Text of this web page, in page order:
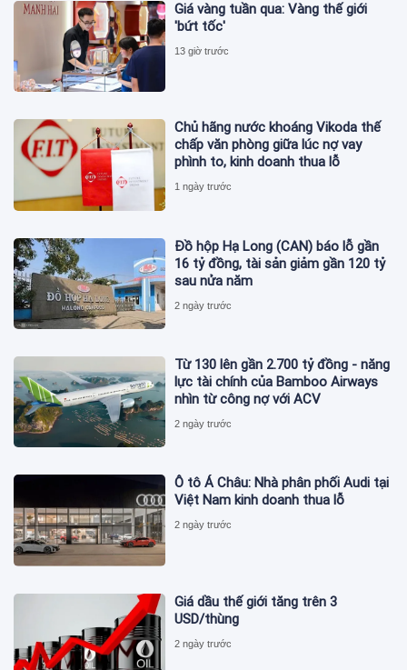
Giá vàng tuần qua: Vàng thế giới
'bứt tốc'
13 giờ trước
Chủ hãng nước khoáng Vikoda thế
chấp văn phòng giữa lúc nợ vay
phình to, kinh doanh thua lỗ
1 ngày trước
Đồ hộp Hạ Long (CAN) báo lỗ gần
16 tỷ đồng, tài sản giảm gần 120 tỷ
sau nửa năm
2 ngày trước
Từ 130 lên gần 2.700 tỷ đồng - năng
lực tài chính của Bamboo Airways
nhìn từ công nợ với ACV
2 ngày trước
Ô tô Á Châu: Nhà phân phối Audi tại
Việt Nam kinh doanh thua lỗ
2 ngày trước
Giá dầu thế giới tăng trên 3
USD/thùng
2 ngày trước